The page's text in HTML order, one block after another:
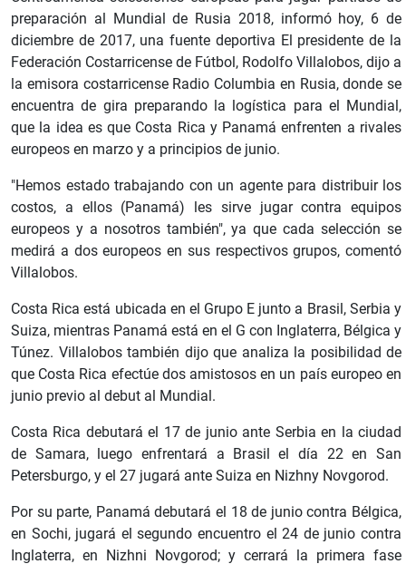
preparación al Mundial de Rusia 2018, informó hoy, 6 de
diciembre de 2017, una fuente deportiva El presidente de la
Federación Costarricense de Fútbol, Rodolfo Villalobos, dijo a
la emisora costarricense Radio Columbia en Rusia, donde se
encuentra de gira preparando la logística para el Mundial,
que la idea es que Costa Rica y Panamá enfrenten a rivales
europeos en marzo y a principios de junio.
"Hemos estado trabajando con un agente para distribuir los
costos, a ellos (Panamá) les sirve jugar contra equipos
europeos y a nosotros también", ya que cada selección se
medirá a dos europeos en sus respectivos grupos, comentó
Villalobos.
Costa Rica está ubicada en el Grupo E junto a Brasil, Serbia y
Suiza, mientras Panamá está en el G con Inglaterra, Bélgica y
Túnez. Villalobos también dijo que analiza la posibilidad de
que Costa Rica efectúe dos amistosos en un país europeo en
junio previo al debut al Mundial.
Costa Rica debutará el 17 de junio ante Serbia en la ciudad
de Samara, luego enfrentará a Brasil el día 22 en San
Petersburgo, y el 27 jugará ante Suiza en Nizhny Novgorod.
Por su parte, Panamá debutará el 18 de junio contra Bélgica,
en Sochi, jugará el segundo encuentro el 24 de junio contra
Inglaterra, en Nizhni Novgorod; y cerrará la primera fase